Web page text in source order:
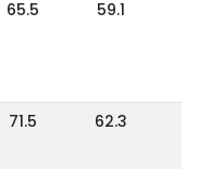
65.5 59.1
71.5 62.3